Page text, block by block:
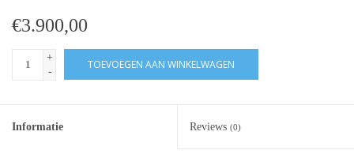
€3.900,00
+
-
TOEVOEGEN AAN WINKELWAGEN
Informatie Reviews (0)